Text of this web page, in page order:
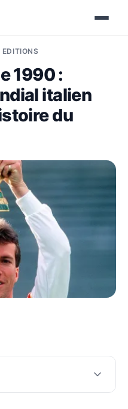
EDITIONS
1990 :
italien
du